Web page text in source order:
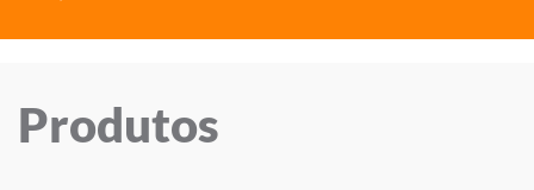
Produtos